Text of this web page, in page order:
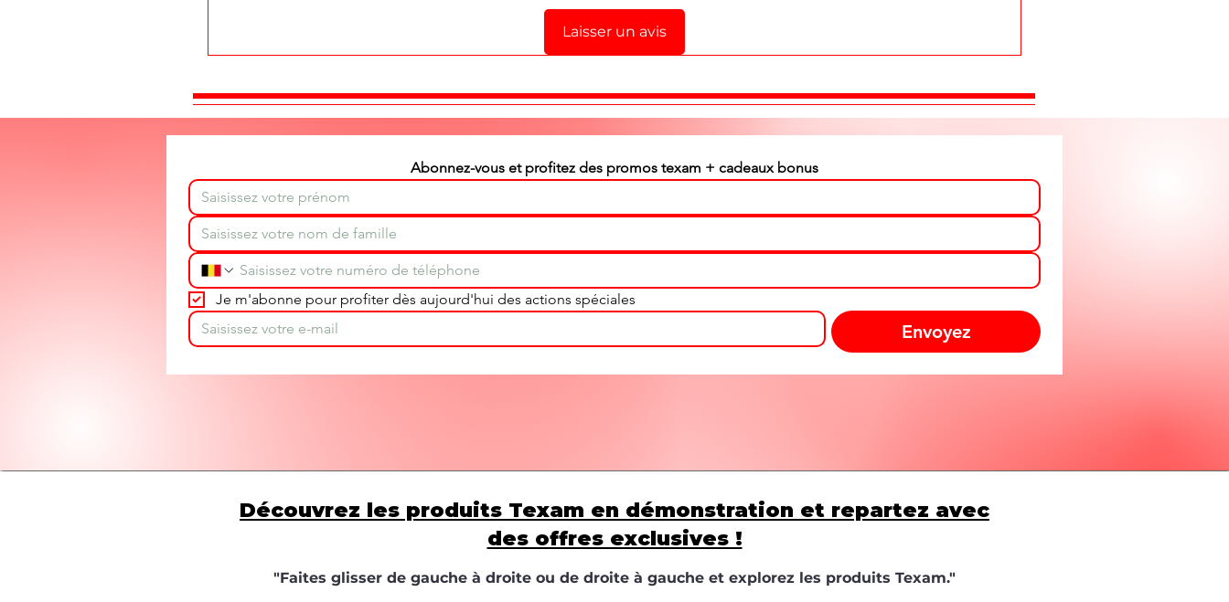
Laisser un avis
Abonnez-vous et profitez des promos texam + cadeaux bonus
Je m'abonne pour profiter dès aujourd'hui des actions spéciales
Envoyez
Découvrez les produits Texam en démonstration et repartez avec
des offres exclusives !
"Faites glisser de gauche à droite ou de droite à gauche et explorez les produits Texam."